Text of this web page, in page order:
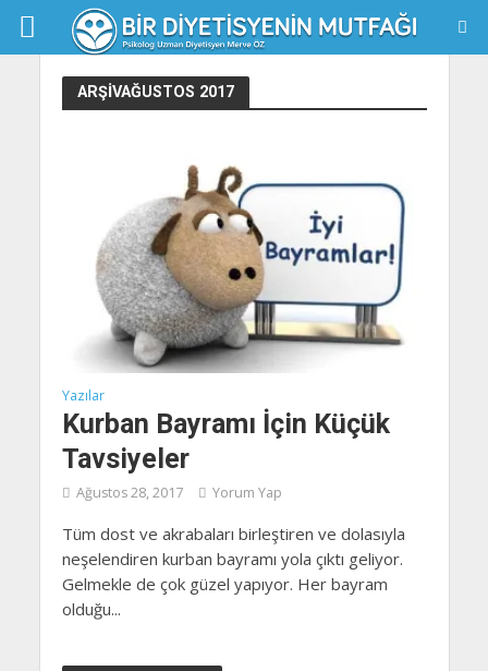
ARŞIVAĞUSTOS 2017
Yazılar
Kurban Bayramı İçin Küçük
Tavsiyeler
Ağustos 28, 2017 Yorum Yap
Tüm dost ve akrabaları birleştiren ve dolasıyla
neşelendiren kurban bayramı yola çıktı geliyor.
Gelmekle de çok güzel yapıyor. Her bayram
olduğu...